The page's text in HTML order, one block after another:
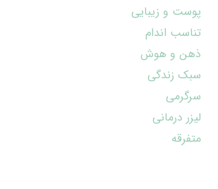
پوست و زیبایی
تناسب اندام
ذهن و هوش
سبک زندگی
سرگرمی
لیزر درمانی
متفرقه